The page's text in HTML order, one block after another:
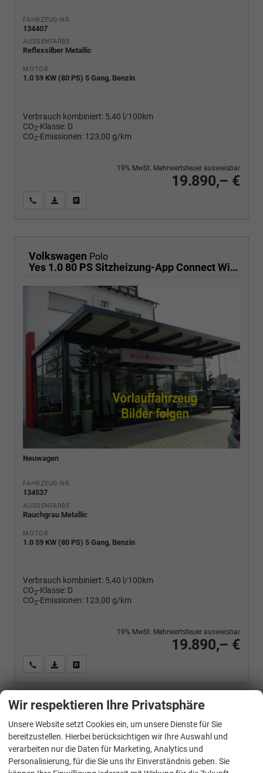
FAHRZEUG-NR.
134407
AUSSENFARBE
Reflexsilber Metallic
MOTOR
1.0 59 KW (80 PS) 5 Gang, Benzin
Verbrauch kombiniert: 5,40 l/100km
CO2-Klasse: D
CO2-Emissionen: 123,00 g/km
19.890,– €
19% MwSt. Mehrwertsteuer ausweisbar
Wir rufen Sie anPDF-Fahrzeugexposé drucken
Volkswagen Polo
Yes 1.0 80 PS Sitzheizung-App Connect Wireless-Einparkhilfe-Klima-Sofort
Neuwagen
FAHRZEUG-NR.
134537
AUSSENFARBE
Rauchgrau Metallic
MOTOR
1.0 59 KW (80 PS) 5 Gang, Benzin
Verbrauch kombiniert: 5,40 l/100km
CO2-Klasse: D
CO2-Emissionen: 123,00 g/km
19.890,– €
19% MwSt. Mehrwertsteuer ausweisbar
Wir rufen Sie anPDF-Fahrzeugexposé drucken
Volkswagen Polo
Wir respektieren Ihre Privatsphäre
Unsere Website setzt Cookies ein, um unsere Dienste für Sie
bereitzustellen. Hierbei berücksichtigen wir Ihre Auswahl und
verarbeiten nur die Daten für Marketing, Analytics und
Personalisierung, für die Sie uns Ihr Einverständnis geben. Sie